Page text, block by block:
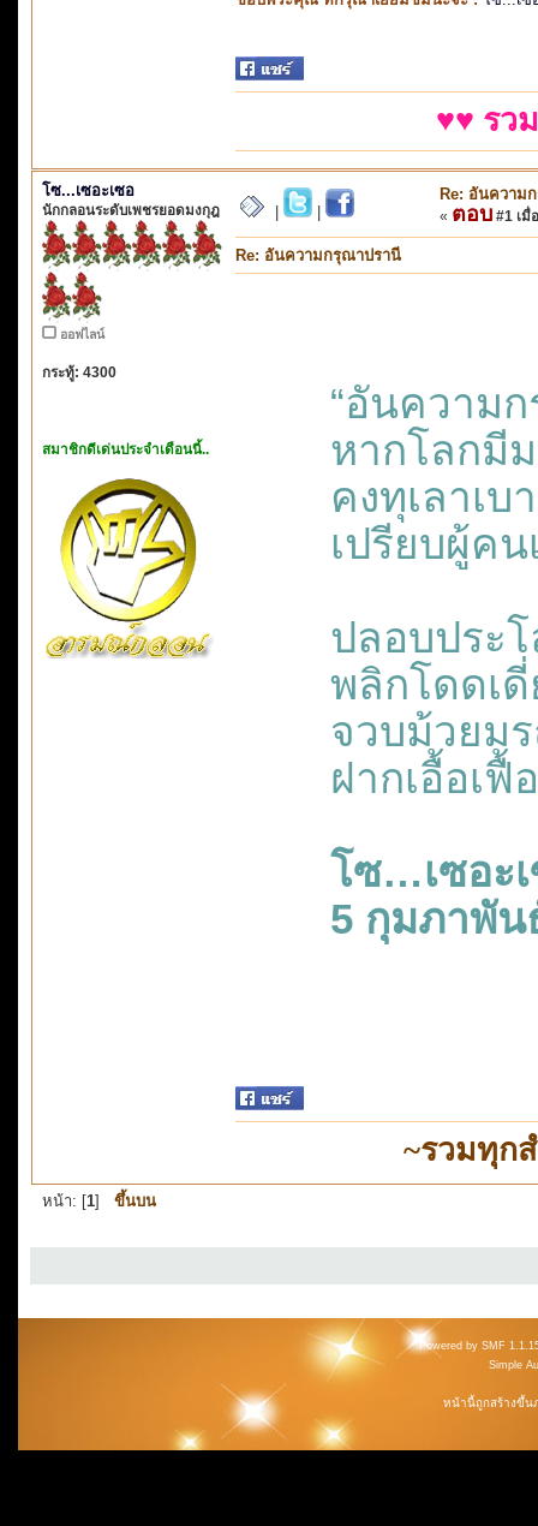
♥♥ รว
โซ...เซอะเซอ
นักกลอนระดับเพชรยอดมงกุฎ
ออฟไลน์
กระทู้: 4300
สมาชิกดีเด่นประจำเดือนนี้..
Re: อันความ
« ตอบ #1 เมื่
Re: อันความกรุณาปรานี
“อันความ
หากโลกมี
คงทุเลาเบ
เปรียบผู้ค
ปลอบประโ
พลิกโดดเ
จวบม้วยม
ฝากเอื้อเ
โซ…เซอะ
5 กุมภาพัน
~รวมทุก
หน้า: [1] ขึ้นบน
Powered by SMF
Simple
หน้านี้ถูกสร้างขึ้น